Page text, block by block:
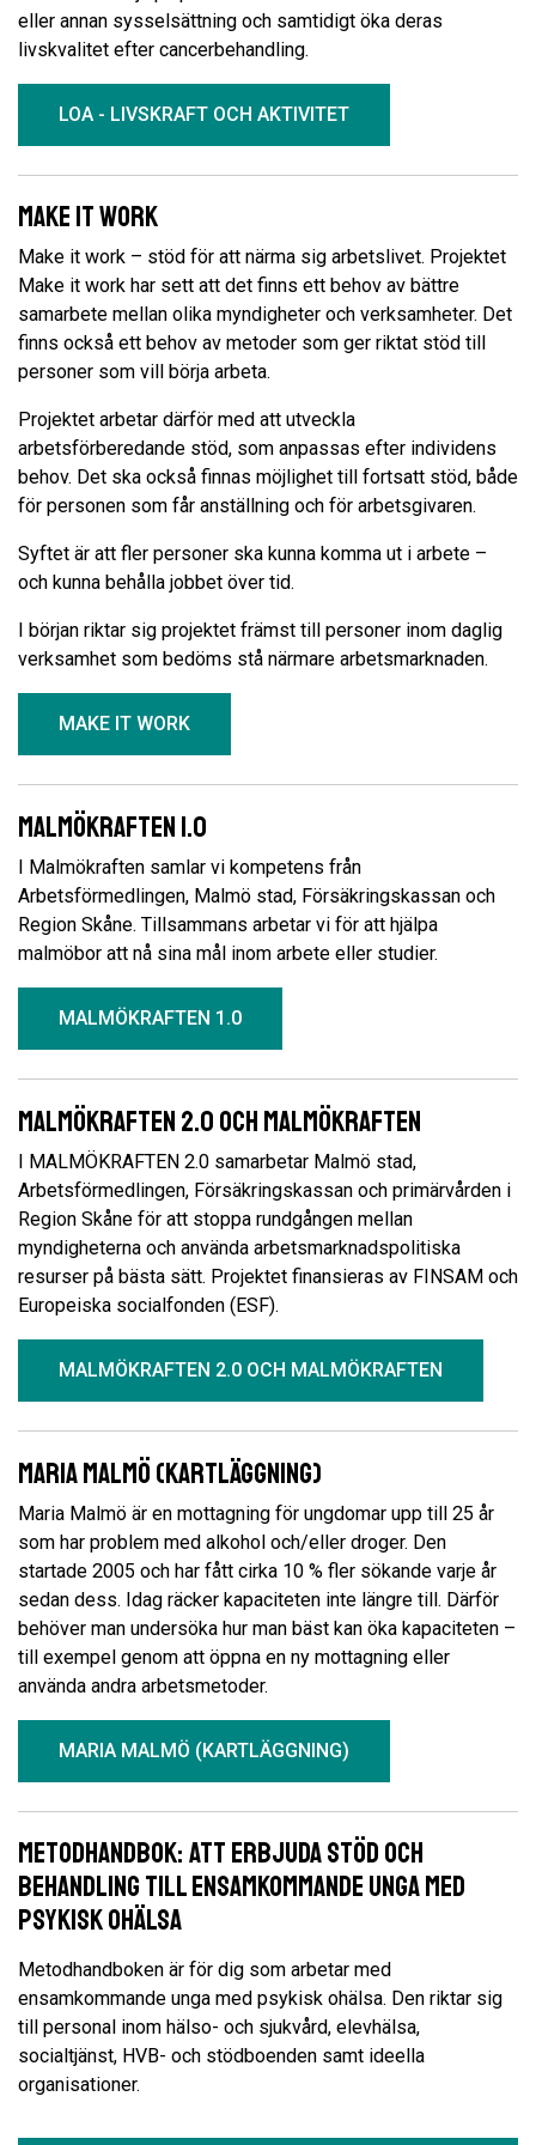
eller annan sysselsättning och samtidigt öka deras
livskvalitet efter cancerbehandling.
LOA - LIVSKRAFT OCH AKTIVITET
Make it work
Make it work – stöd för att närma sig arbetslivet. Projektet
Make it work har sett att det finns ett behov av bättre
samarbete mellan olika myndigheter och verksamheter. Det
finns också ett behov av metoder som ger riktat stöd till
personer som vill börja arbeta.
Projektet arbetar därför med att utveckla
arbetsförberedande stöd, som anpassas efter individens
behov. Det ska också finnas möjlighet till fortsatt stöd, både
för personen som får anställning och för arbetsgivaren.
Syftet är att fler personer ska kunna komma ut i arbete –
och kunna behålla jobbet över tid.
I början riktar sig projektet främst till personer inom daglig
verksamhet som bedöms stå närmare arbetsmarknaden.
MAKE IT WORK
Malmökraften 1.0
I Malmökraften samlar vi kompetens från
Arbetsförmedlingen, Malmö stad, Försäkringskassan och
Region Skåne. Tillsammans arbetar vi för att hjälpa
malmöbor att nå sina mål inom arbete eller studier.
MALMÖKRAFTEN 1.0
Malmökraften 2.0 och Malmökraften
I MALMÖKRAFTEN 2.0 samarbetar Malmö stad,
Arbetsförmedlingen, Försäkringskassan och primärvården i
Region Skåne för att stoppa rundgången mellan
myndigheterna och använda arbetsmarknadspolitiska
resurser på bästa sätt. Projektet finansieras av FINSAM och
Europeiska socialfonden (ESF).
MALMÖKRAFTEN 2.0 OCH MALMÖKRAFTEN
Maria Malmö (kartläggning)
Maria Malmö är en mottagning för ungdomar upp till 25 år
som har problem med alkohol och/eller droger. Den
startade 2005 och har fått cirka 10 % fler sökande varje år
sedan dess. Idag räcker kapaciteten inte längre till. Därför
behöver man undersöka hur man bäst kan öka kapaciteten –
till exempel genom att öppna en ny mottagning eller
använda andra arbetsmetoder.
MARIA MALMÖ (KARTLÄGGNING)
Metodhandbok: Att erbjuda stöd och
behandling till ensamkommande unga med
psykisk ohälsa
Metodhandboken är för dig som arbetar med
ensamkommande unga med psykisk ohälsa. Den riktar sig
till personal inom hälso- och sjukvård, elevhälsa,
socialtjänst, HVB- och stödboenden samt ideella
organisationer.